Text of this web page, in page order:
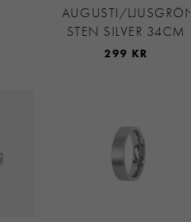
AUGUSTI/LJUSGRÖN
STEN SILVER 34CM
299 KR